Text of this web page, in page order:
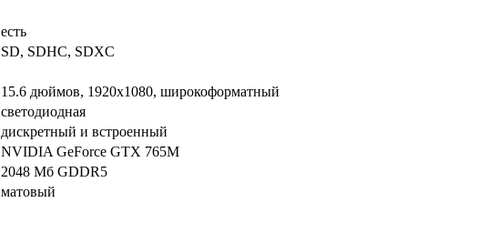
есть
SD, SDHC, SDXC
15.6 дюймов, 1920x1080, широкоформатный
светодиодная
дискретный и встроенный
NVIDIA GeForce GTX 765M
2048 Мб GDDR5
матовый